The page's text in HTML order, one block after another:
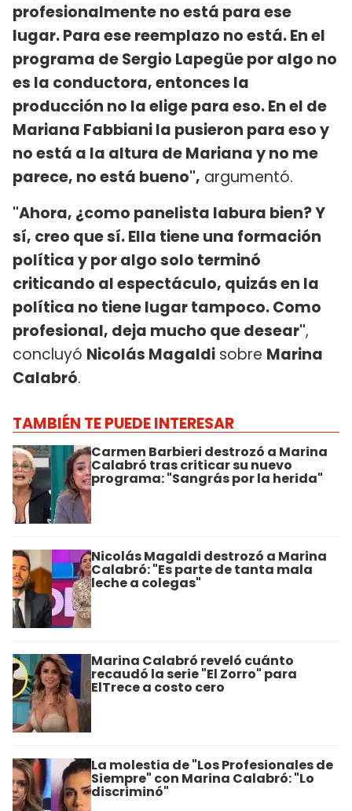
profesionalmente no está para ese
lugar. Para ese reemplazo no está. En el
programa de Sergio Lapegüe por algo no
es la conductora, entonces la
producción no la elige para eso. En el de
Mariana Fabbiani la pusieron para eso y
no está a la altura de Mariana y no me
parece, no está bueno", argumentó.
"Ahora, ¿como panelista labura bien? Y
sí, creo que sí. Ella tiene una formación
política y por algo solo terminó
criticando al espectáculo, quizás en la
política no tiene lugar tampoco. Como
profesional, deja mucho que desear",
concluyó Nicolás Magaldi sobre Marina
Calabró.
TAMBIÉN TE PUEDE INTERESAR
Carmen Barbieri destrozó a Marina
Calabró tras criticar su nuevo
programa: "Sangrás por la herida"
Nicolás Magaldi destrozó a Marina
Calabró: "Es parte de tanta mala
leche a colegas"
Marina Calabró reveló cuánto
recaudó la serie "El Zorro" para
ElTrece a costo cero
La molestia de "Los Profesionales de
Siempre" con Marina Calabró: "Lo
discriminó"